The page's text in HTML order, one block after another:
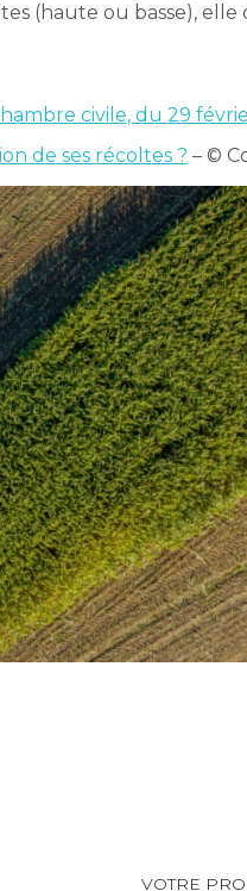
(haute ou basse),
civile, du 29
de ses récoltes ? – ©
Footer
VOTRE